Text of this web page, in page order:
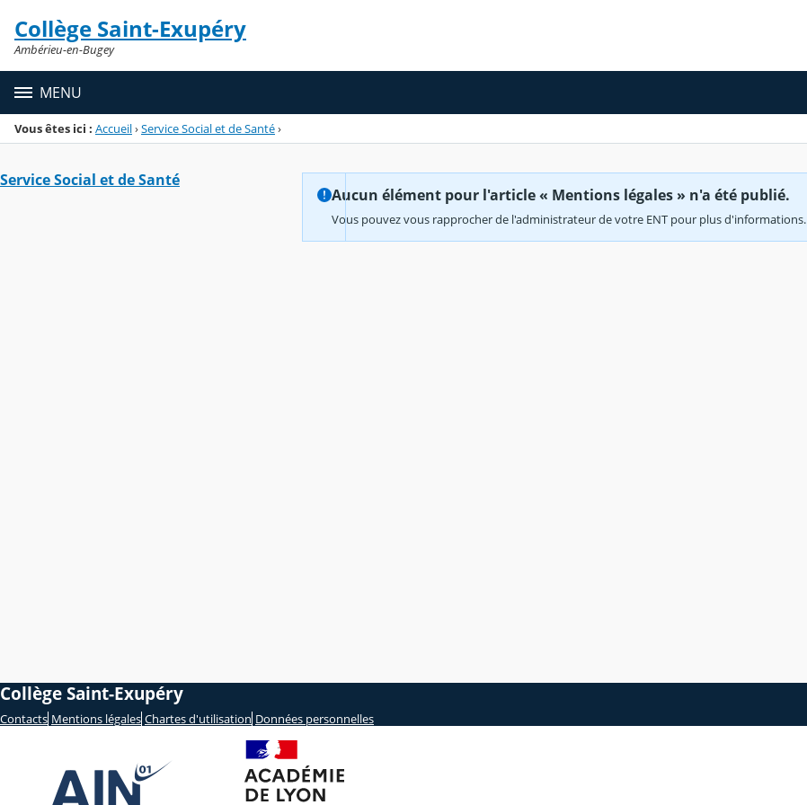
Menu de la rubrique
Contenu
Collège Saint-Exupéry
Ambérieu-en-Bugey
MENU
Vous êtes ici : Accueil›Service Social et de Santé›
Service Social et de Santé
Aucun élément pour l'article « Mentions légales » n'a été publié.
Vous pouvez vous rapprocher de l'administrateur de votre ENT pour plus d'informations.
Collège Saint-Exupéry
Contacts Mentions légales Chartes d'utilisation Données personnelles